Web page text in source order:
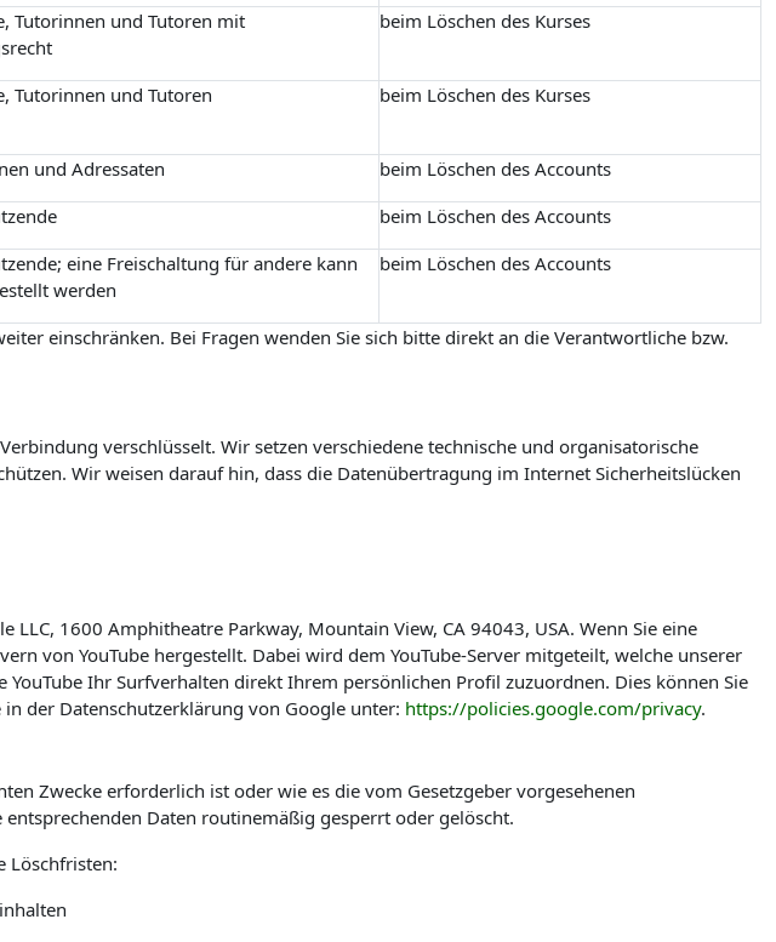
Tutorinnen und Tutoren mit
beim Löschen des Kurses
Tutorinnen und Tutoren beim Löschen des Kurses
und Adressaten
beim Löschen des Accounts
beim Löschen des Accounts
eine Freischaltung für andere kann
werden
beim Löschen des Accounts
einschränken. Bei Fragen wenden Sie sich bitte direkt an die Verantwortliche bzw.
verschlüsselt. Wir setzen verschiedene technische und organisatorische
Wir weisen darauf hin, dass die Datenübertragung im Internet Sicherheitslücken
1600 Amphitheatre Parkway, Mountain View, CA 94043, USA. Wenn Sie eine
von YouTube hergestellt. Dabei wird dem YouTube-Server mitgeteilt, welche unserer
Ihr Surfverhalten direkt Ihrem persönlichen Profil zuzuordnen. Dies können Sie
der Datenschutzerklärung von Google unter: https://policies.google.com/privacy.
Zwecke erforderlich ist oder wie es die vom Gesetzgeber vorgesehenen
Daten routinemäßig gesperrt oder gelöscht.
Löschfristen: